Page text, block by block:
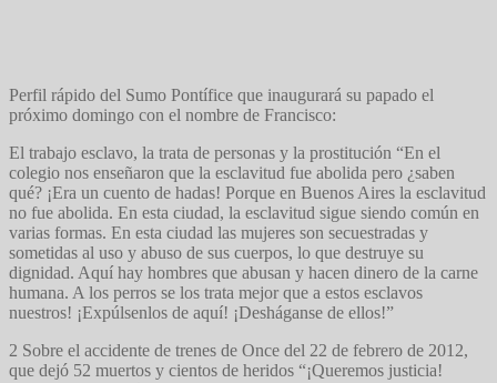
Perfil rápido del Sumo Pontífice que inaugurará su papado el
próximo domingo con el nombre de Francisco:
El trabajo esclavo, la trata de personas y la prostitución “En el
colegio nos enseñaron que la esclavitud fue abolida pero ¿saben
qué? ¡Era un cuento de hadas! Porque en Buenos Aires la esclavitud
no fue abolida. En esta ciudad, la esclavitud sigue siendo común en
varias formas. En esta ciudad las mujeres son secuestradas y
sometidas al uso y abuso de sus cuerpos, lo que destruye su
dignidad. Aquí hay hombres que abusan y hacen dinero de la carne
humana. A los perros se los trata mejor que a estos esclavos
nuestros! ¡Expúlsenlos de aquí! ¡Desháganse de ellos!”
2 Sobre el accidente de trenes de Once del 22 de febrero de 2012,
que dejó 52 muertos y cientos de heridos “¡Queremos justicia!